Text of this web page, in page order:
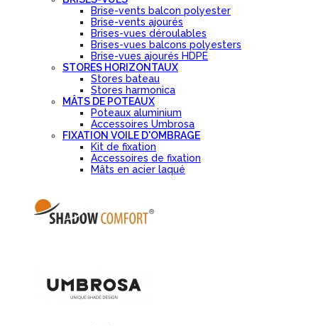
Brise-vents balcon polyester
Brise-vents ajourés
Brises-vues déroulables
Brises-vues balcons polyesters
Brise-vues ajourés HDPE
STORES HORIZONTAUX
Stores bateau
Stores harmonica
MÂTS DE POTEAUX
Poteaux aluminium
Accessoires Umbrosa
FIXATION VOILE D'OMBRAGE
Kit de fixation
Accessoires de fixation
Mâts en acier laqué